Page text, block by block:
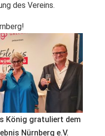
des Vereins.
König gratuliert dem
Nürnberg e.V.